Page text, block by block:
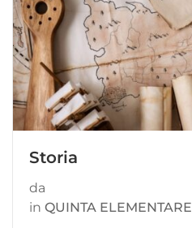
Storia
da
in QUINTA ELEMENTARE